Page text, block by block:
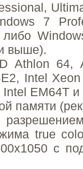
7
выше).
Athlon
Intel
EM64T и
памяти
true
с